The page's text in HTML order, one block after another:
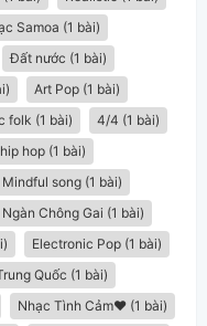
Samoa (1 bài)
Đất nước (1 bài)
Art Pop (1 bài)
folk (1 bài)
4/4 (1 bài)
hop (1 bài)
Mindful song (1 bài)
Chông Gai (1 bài)
Electronic Pop (1 bài)
Quốc (1 bài)
Nhạc Tình Cảm❤️ (1 bài)